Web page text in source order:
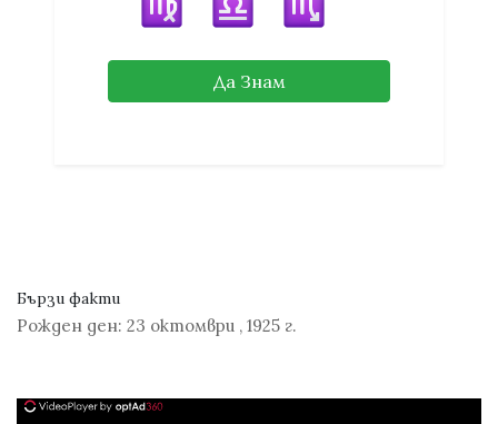
Да Знам
Бързи факти
Рожден ден: 23 октомври , 1925 г.